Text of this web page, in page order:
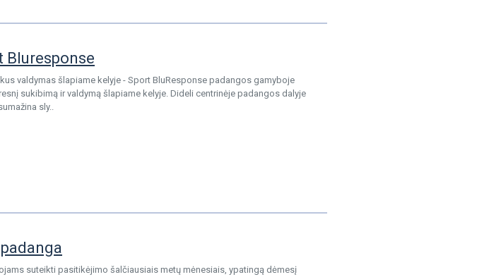
Bluresponse
valdymas šlapiame kelyje - Sport BluResponse padangos gamyboje
sukibimą ir valdymą šlapiame kelyje. Dideli centrinėje padangos dalyje
sly..
suteikti pasitikėjimo šalčiausiais metų mėnesiais, ypatingą dėmesį